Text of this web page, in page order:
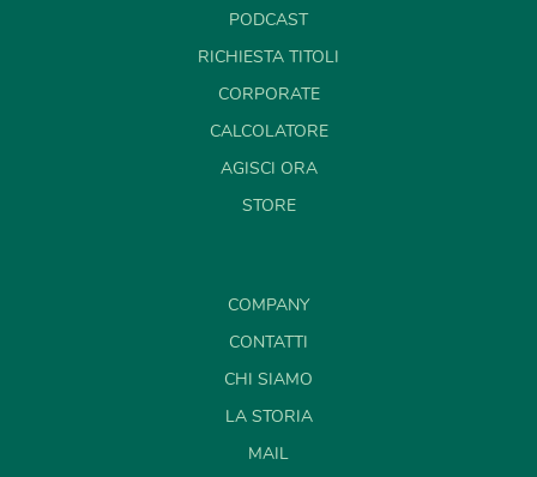
PODCAST
RICHIESTA TITOLI
CORPORATE
CALCOLATORE
AGISCI ORA
STORE
COMPANY
CONTATTI
CHI SIAMO
LA STORIA
MAIL